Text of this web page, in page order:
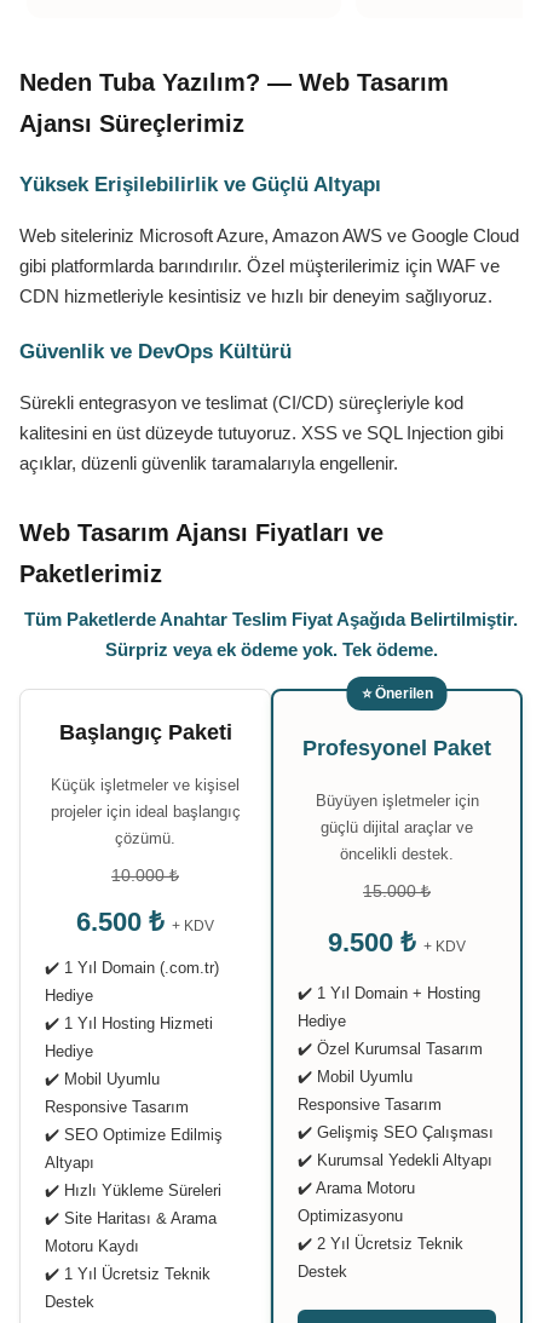
Neden Tuba Yazılım? — Web Tasarım
Ajansı Süreçlerimiz
Yüksek Erişilebilirlik ve Güçlü Altyapı
Web siteleriniz Microsoft Azure, Amazon AWS ve Google Cloud
gibi platformlarda barındırılır. Özel müşterilerimiz için WAF ve
CDN hizmetleriyle kesintisiz ve hızlı bir deneyim sağlıyoruz.
Güvenlik ve DevOps Kültürü
Sürekli entegrasyon ve teslimat (CI/CD) süreçleriyle kod
kalitesini en üst düzeyde tutuyoruz. XSS ve SQL Injection gibi
açıklar, düzenli güvenlik taramalarıyla engellenir.
Web Tasarım Ajansı Fiyatları ve
Paketlerimiz
Tüm Paketlerde Anahtar Teslim Fiyat Aşağıda Belirtilmiştir.
Sürpriz veya ek ödeme yok. Tek ödeme.
Başlangıç Paketi
Küçük işletmeler ve kişisel
projeler için ideal başlangıç
çözümü.
10.000 ₺
6.500 ₺ + KDV
✔️ 1 Yıl Domain (.com.tr)
Hediye
✔️ 1 Yıl Hosting Hizmeti
Hediye
✔️ Mobil Uyumlu
Responsive Tasarım
✔️ SEO Optimize Edilmiş
Altyapı
✔️ Hızlı Yükleme Süreleri
✔️ Site Haritası & Arama
Motoru Kaydı
✔️ 1 Yıl Ücretsiz Teknik
Destek
⭐ Önerilen
Profesyonel Paket
Büyüyen işletmeler için
güçlü dijital araçlar ve
öncelikli destek.
15.000 ₺
9.500 ₺ + KDV
✔️ 1 Yıl Domain + Hosting
Hediye
✔️ Özel Kurumsal Tasarım
✔️ Mobil Uyumlu
Responsive Tasarım
✔️ Gelişmiş SEO Çalışması
✔️ Kurumsal Yedekli Altyapı
✔️ Arama Motoru
Optimizasyonu
✔️ 2 Yıl Ücretsiz Teknik
Destek